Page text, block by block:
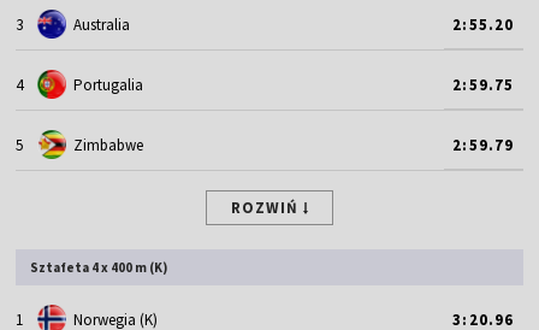
3 Australia 2:55.20
4 Portugalia 2:59.75
5 Zimbabwe 2:59.79
ROZWIŃ
Sztafeta 4 x 400 m (K)
1 Norwegia (K) 3:20.96